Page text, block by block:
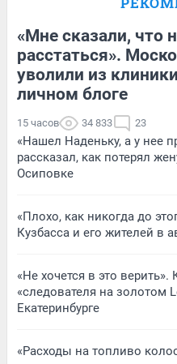
«Мне сказали, что
расстаться».
уволили из
личном блоге
15 часов 34 833 23
«Нашел Наденьку, а у нее
рассказал, как потерял
Осиповке
«Плохо, как никогда до
Кузбасса и его жителей в
«Не хочется в это
«следователя на золотом
Екатеринбурге
«Расходы на топливо